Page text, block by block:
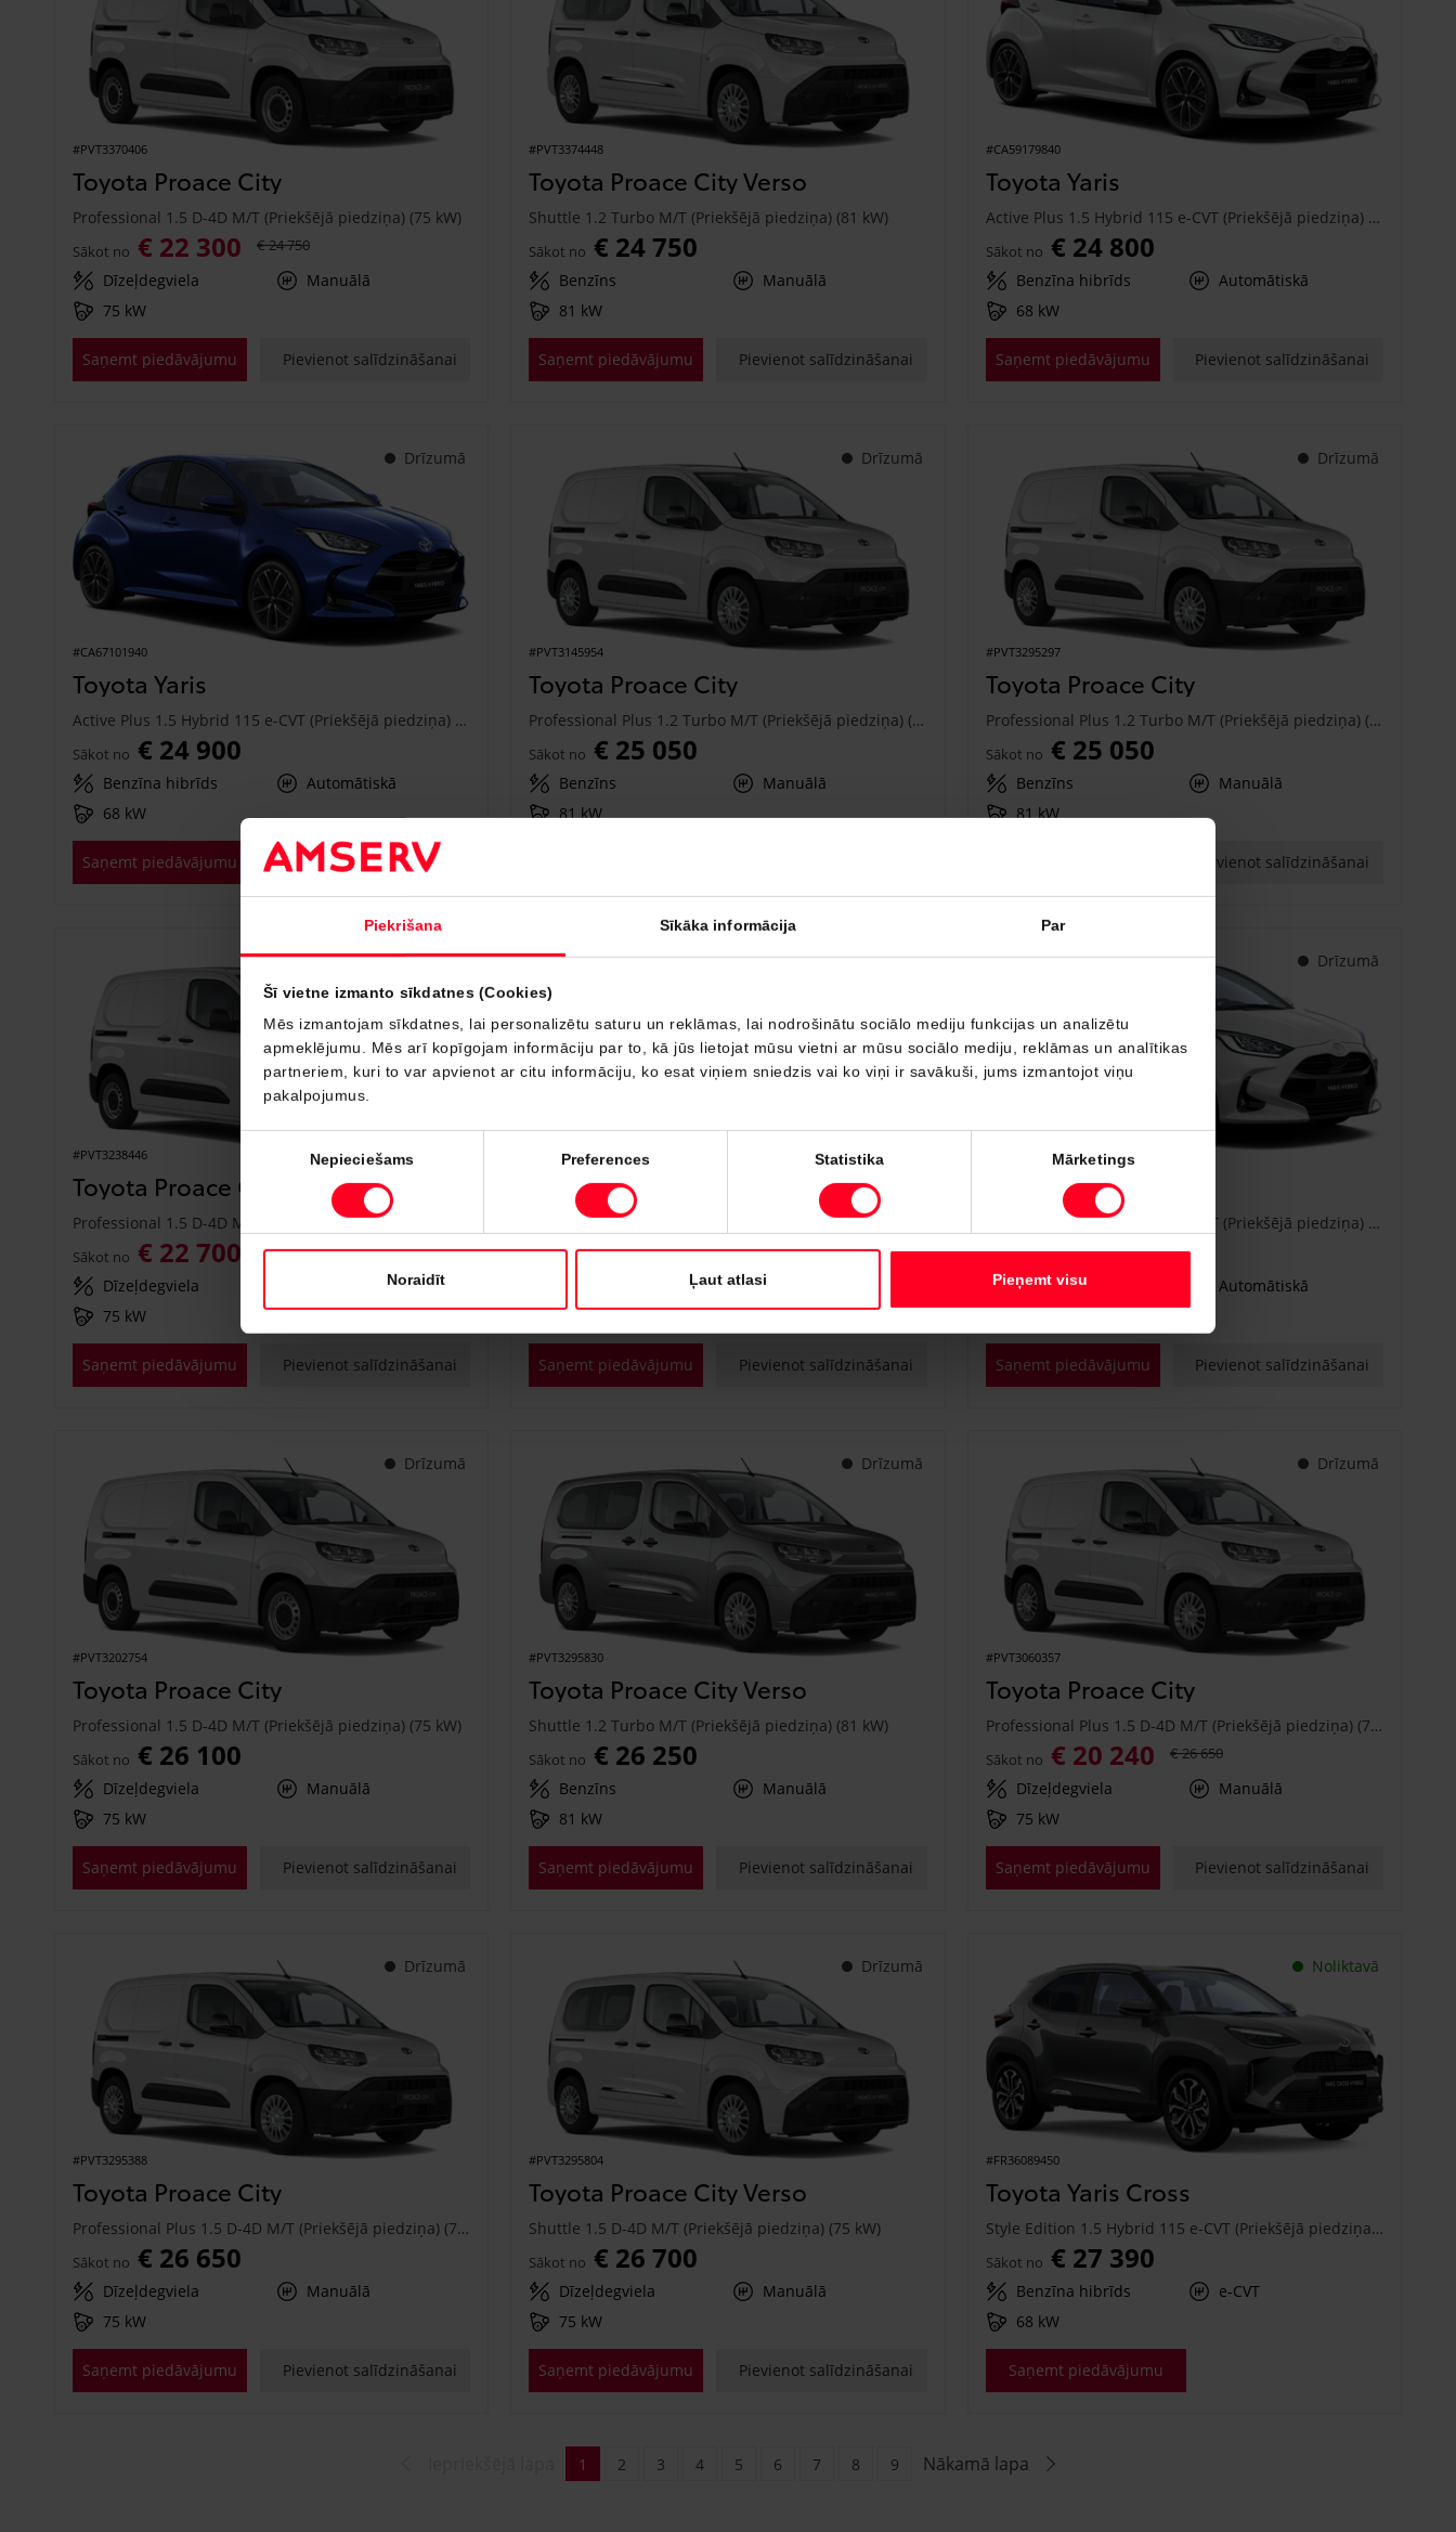
Piekrišana Sīkāka informācija Par
Šī vietne izmanto sīkdatnes (Cookies)
Mēs izmantojam sīkdatnes, lai personalizētu saturu un reklāmas, lai nodrošinātu sociālo mediju funkcijas un analizētu
apmeklējumu. Mēs arī kopīgojam informāciju par to, kā jūs lietojat mūsu vietni ar mūsu sociālo mediju, reklāmas un analītikas
partneriem, kuri to var apvienot ar citu informāciju, ko esat viņiem sniedzis vai ko viņi ir savākuši, jums izmantojot viņu
pakalpojumus.
Piekrišanas
Nepieciešams Preferences Statistika Mārketings
Noraidīt Ļaut atlasi Pieņemt visu
#PVT3370406
Toyota Proace City
Professional 1.5 D-4D M/T (Priekšējā piedziņa) (75 kW)
Sākot no € 22 300 € 24 750
Dīzeļdegviela
Manuālā
75 kW
Saņemt piedāvājumu Pievienot salīdzināšanai
#PVT3374448
Toyota Proace City Verso
Shuttle 1.2 Turbo M/T (Priekšējā piedziņa) (81 kW)
Sākot no € 24 750
Benzīns
Manuālā
81 kW
Saņemt piedāvājumu Pievienot salīdzināšanai
#CA59179840
Toyota Yaris
Active Plus 1.5 Hybrid 115 e-CVT (Priekšējā piedziņa) (68 kW)
Sākot no € 24 800
Benzīna hibrīds
Automātiskā
68 kW
Saņemt piedāvājumu Pievienot salīdzināšanai
Drīzumā
#CA67101940
Toyota Yaris
Active Plus 1.5 Hybrid 115 e-CVT (Priekšējā piedziņa) (68 kW)
Sākot no € 24 900
Benzīna hibrīds
Automātiskā
68 kW
Saņemt piedāvājumu Pievienot salīdzināšanai
Drīzumā
#PVT3145954
Toyota Proace City
Professional Plus 1.2 Turbo M/T (Priekšējā piedziņa) (81 kW)
Sākot no € 25 050
Benzīns
Manuālā
81 kW
Drīzumā
#PVT3295297
Toyota Proace City
Professional Plus 1.2 Turbo M/T (Priekšējā piedziņa) (81 kW)
Sākot no € 25 050
Benzīns
Manuālā
81 kW
Pievienot salīdzināšanai
Drīzumā
#PVT3238446
Toyota Proace City
Professional 1.5 D-4D M/T (Priekšējā piedziņa) (75 kW)
Sākot no € 22 700 € 25 150
Dīzeļdegviela
75 kW
Saņemt piedāvājumu Pievienot salīdzināšanai
Drīzumā
#PVT3295748
Toyota Proace City Verso
Shuttle 1.2 Turbo M/T (Priekšējā piedziņa) (81 kW)
Sākot no € 25 400
Manuālā
81 kW
Saņemt piedāvājumu Pievienot salīdzināšanai
Drīzumā
#CA86778840
Toyota Yaris
Active Plus 1.5 Hybrid 115 e-CVT (Priekšējā piedziņa) (68 kW)
Sākot no € 25 600
Benzīna hibrīds
Automātiskā
Saņemt piedāvājumu Pievienot salīdzināšanai
Drīzumā
#PVT3202754
Toyota Proace City
Professional 1.5 D-4D M/T (Priekšējā piedziņa) (75 kW)
Sākot no € 26 100
Dīzeļdegviela
Manuālā
75 kW
Saņemt piedāvājumu Pievienot salīdzināšanai
Drīzumā
#PVT3295830
Toyota Proace City Verso
Shuttle 1.2 Turbo M/T (Priekšējā piedziņa) (81 kW)
Sākot no € 26 250
Benzīns
Manuālā
81 kW
Saņemt piedāvājumu Pievienot salīdzināšanai
Drīzumā
#PVT3060357
Toyota Proace City
Professional Plus 1.5 D-4D M/T (Priekšējā piedziņa) (75 kW)
Sākot no € 20 240 € 26 650
Dīzeļdegviela
Manuālā
75 kW
Saņemt piedāvājumu Pievienot salīdzināšanai
Drīzumā
#PVT3295388
Toyota Proace City
Professional Plus 1.5 D-4D M/T (Priekšējā piedziņa) (75 kW)
Sākot no € 26 650
Dīzeļdegviela
Manuālā
75 kW
Saņemt piedāvājumu Pievienot salīdzināšanai
Drīzumā
#PVT3295804
Toyota Proace City Verso
Shuttle 1.5 D-4D M/T (Priekšējā piedziņa) (75 kW)
Sākot no € 26 700
Dīzeļdegviela
Manuālā
75 kW
Saņemt piedāvājumu Pievienot salīdzināšanai
Noliktavā
#FR36089450
Toyota Yaris Cross
Style Edition 1.5 Hybrid 115 e-CVT (Priekšējā piedziņa) (68 kW)
Sākot no € 27 390
Benzīna hibrīds
e-CVT
68 kW
Saņemt piedāvājumu
Nākamā lapa
1 2 3 4 5 6 7 8 9